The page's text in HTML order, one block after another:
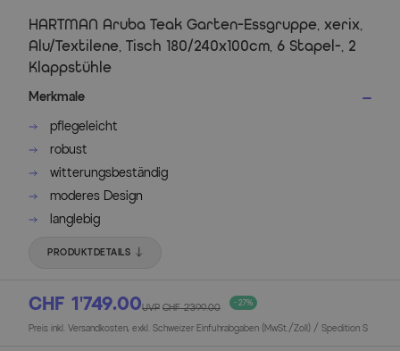
HARTMAN Aruba Teak Garten-Essgruppe, xerix,
Alu/Textilene, Tisch 180/240x100cm, 6 Stapel-, 2
Klappstühle
Merkmale
pflegeleicht
robust
witterungsbeständig
moderes Design
langlebig
PRODUKTDETAILS
CHF 1’749.00UVP CHF 2’399.00 - 27%
Preis inkl. Versandkosten, exkl. Schweizer Einfuhrabgaben (MwSt./Zoll) / Spedition S